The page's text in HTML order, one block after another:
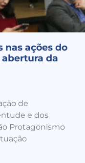
nas ações do
abertura da
de
e dos
Protagonismo